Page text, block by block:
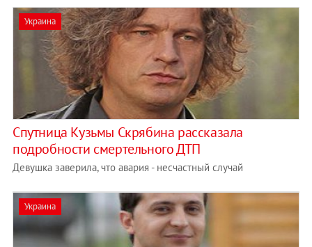
Украина
Спутница Кузьмы Скрябина рассказала
подробности смертельного ДТП
Девушка заверила, что авария - несчастный случай
Украина